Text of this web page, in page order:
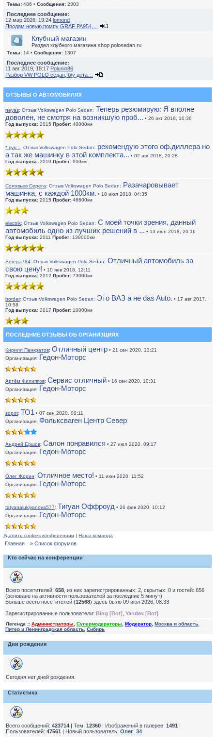
Темы: 486 • Сообщения: 2303
Последнее сообщение:
12 мар 2026, 19:24 lomond
Продам новую помпу GRAF PA954,…
Клубный магазин
Раздел клубного магазина shop.polosedan.ru
Темы: 14 • Сообщения: 1307
Последнее сообщение:
11 авг 2019, 18:17 Polunin86
Разбор VW POLO седан, б/у дета…
ОТЗЫВЫ О АВТОМОБИЛЯХ
neyas: Отзыв Volkswagen Polo Sedan: Теперь резюмирую: Я вполне
доволен, не смотря на возникшую проб... • 26 окт 2018, 10:36
Год выпуска: 2015 Пробег: 40000км
* пух... : Отзыв Volkswagen Polo Sedan: рекомендую этого оф.диллера но
а так же машинку в этой комплекта... • 02 авг 2018, 20:28
Год выпуска: 2010 Пробег: 900км
Соловьев Серега: Отзыв Volkswagen Polo Sedan: Разачаровывает
машинка, с каждой 1000км. • 18 июл 2018, 04:35
Год выпуска: 2015 Пробег: 46600км
electrik: Отзыв Volkswagen Polo Sedan: С моей точки зрения, данный
автомобиль одно из лучших решений в ... • 13 июн 2018, 20:16
Год выпуска: 2011 Пробег: 139000км
Serega784: Отзыв Volkswagen Polo Sedan: Отличный автомобиль за
свою цену! • 10 янв 2018, 12:11
Год выпуска: 2012 Пробег: 73000км
border: Отзыв Volkswagen Polo Sedan: Это ВАЗ а не das Auto. • 17 авг 2017,
10:58
Год выпуска: 2017 Пробег: 10000км
ПОСЛЕДНИЕ ОТЗЫВЫ ОБ ОРГАНИЗЦИЯХ
Кирилл Панкратов: Отличный центр • 21 сен 2020, 13:21
Организация: Гедон-Моторс
Артём Филиппов: Сервис отличный • 16 сен 2020, 10:31
Организация: Гедон-Моторс
sopot: ТО1 • 07 сен 2020, 00:11
Организация: Фольксваген Центр Север
Андрей Ершов: Салон понравился • 27 июл 2020, 09:17
Организация: Гедон-Моторс
Олег Жорин: Отличное место! • 11 июн 2020, 11:52
Организация: Гедон-Моторс
tatyanalukiyanova577: Тигуан Оффроуд • 26 фев 2020, 10:12
Организация: Гедон-Моторс
Удалить cookies конференции | Наша команда
Главная » Список форумов
Кто сейчас на конференции
Всего посетителей: 658 , из них зарегистрированных: 2, скрытых: 0 и гостей: 656
(основано на активности пользователей за последние 5 минут)
Больше всего посетителей (12568) здесь было 09 июл 2026, 08:33
Зарегистрированные пользователи: Bing [Bot] Yandex [Bot]
Легенда :: Администраторы Супермодераторы Модератор Москва и область
Питер и Ленинградская область Сибирь
Дни рождения
Сегодня нет дней рождения.
Статистика
Всего сообщений: 423714 | Тем: 12360 | Изображений в галерее: 1491 |
Пользователей: 47561 | Новый пользователь: Олег_34